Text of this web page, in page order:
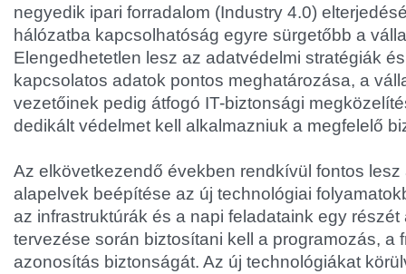
negyedik ipari forradalom (Industry 4.0)
hálózatba kapcsolhatóság egyre sürgetőbb a
Elengedhetetlen lesz az adatvédelmi stratégiák
kapcsolatos adatok pontos meghatározása, a
vezetőinek pedig átfogó IT-biztonsági
dedikált védelmet kell alkalmazniuk a megfelelő
Az elkövetkezendő években rendkívül fontos lesz
alapelvek beépítése az új technológiai
az infrastruktúrák és a napi feladataink egy
tervezése során biztosítani kell a programozás, a
azonosítás biztonságát. Az új technológiákat